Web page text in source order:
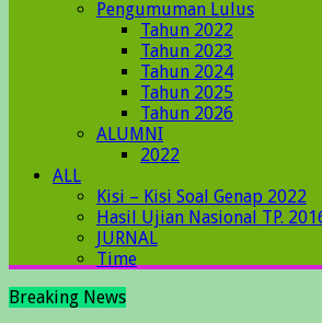
Pengumuman Lulus
Tahun 2022
Tahun 2023
Tahun 2024
Tahun 2025
Tahun 2026
ALUMNI
2022
ALL
Kisi – Kisi Soal Genap 2022
Hasil Ujian Nasional TP.
JURNAL
Time
Breaking News